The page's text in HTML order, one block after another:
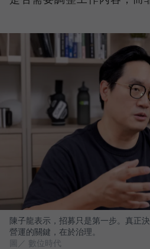
陳子龍表示，招募只是第一步。真正
營運的關鍵，在於治理。
圖／ 數位時代